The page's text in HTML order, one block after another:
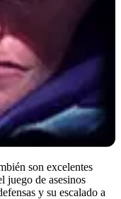
son excelentes
juego de asesinos
y su escalado a